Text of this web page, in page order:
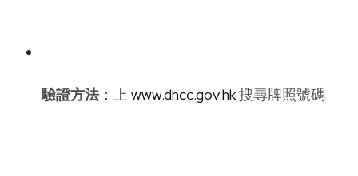
驗證方法：上 www.dhcc.gov.hk搜尋牌照號碼